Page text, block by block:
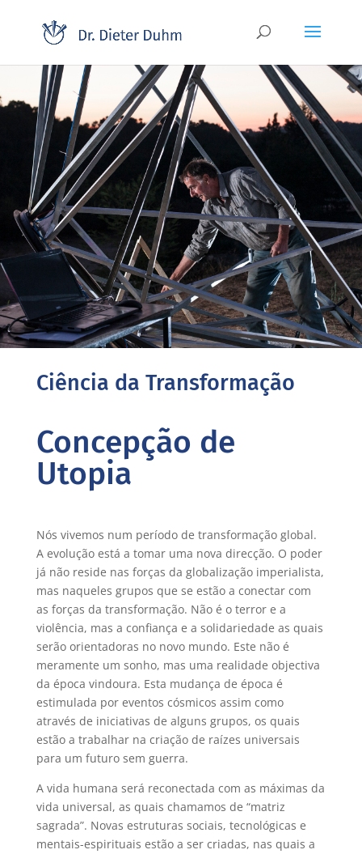
Ciência da Transformação
Concepção de
Utopia
Nós vivemos num período de transformação global.
A evolução está a tomar uma nova direcção. O poder
já não reside nas forças da globalização imperialista,
mas naqueles grupos que se estão a conectar com
as forças da transformação. Não é o terror e a
violência, mas a confiança e a solidariedade as quais
serão orientadoras no novo mundo. Este não é
meramente um sonho, mas uma realidade objectiva
da época vindoura. Esta mudança de época é
estimulada por eventos cósmicos assim como
através de iniciativas de alguns grupos, os quais
estão a trabalhar na criação de raízes universais
para um futuro sem guerra.
A vida humana será reconectada com as máximas da
vida universal, as quais chamamos de “matriz
sagrada”. Novas estruturas sociais, tecnológicas e
mentais-espirituais estão a ser criadas, nas quais a